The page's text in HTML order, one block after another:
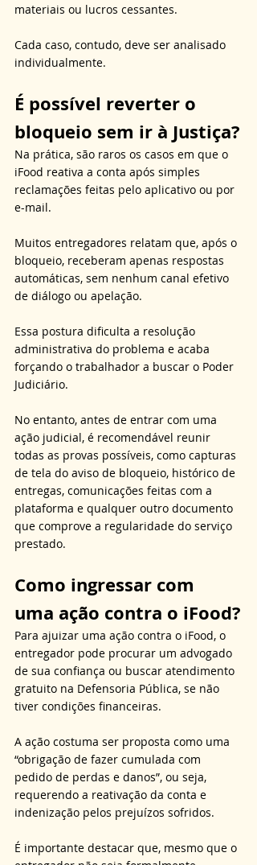
materiais ou lucros cessantes.
Cada caso, contudo, deve ser analisado
individualmente.
É possível reverter o
bloqueio sem ir à Justiça?
Na prática, são raros os casos em que o
iFood reativa a conta após simples
reclamações feitas pelo aplicativo ou por
e-mail.
Muitos entregadores relatam que, após o
bloqueio, receberam apenas respostas
automáticas, sem nenhum canal efetivo
de diálogo ou apelação.
Essa postura dificulta a resolução
administrativa do problema e acaba
forçando o trabalhador a buscar o Poder
Judiciário.
No entanto, antes de entrar com uma
ação judicial, é recomendável reunir
todas as provas possíveis, como capturas
de tela do aviso de bloqueio, histórico de
entregas, comunicações feitas com a
plataforma e qualquer outro documento
que comprove a regularidade do serviço
prestado.
Como ingressar com
uma ação contra o iFood?
Para ajuizar uma ação contra o iFood, o
entregador pode procurar um advogado
de sua confiança ou buscar atendimento
gratuito na Defensoria Pública, se não
tiver condições financeiras.
A ação costuma ser proposta como uma
“obrigação de fazer cumulada com
pedido de perdas e danos”, ou seja,
requerendo a reativação da conta e
indenização pelos prejuízos sofridos.
É importante destacar que, mesmo que o